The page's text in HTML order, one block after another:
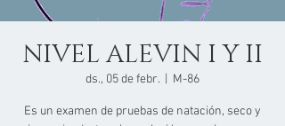
NIVEL ALEVIN I Y II
ds., 05 de febr. M-86
Es un examen de pruebas de natación, seco y